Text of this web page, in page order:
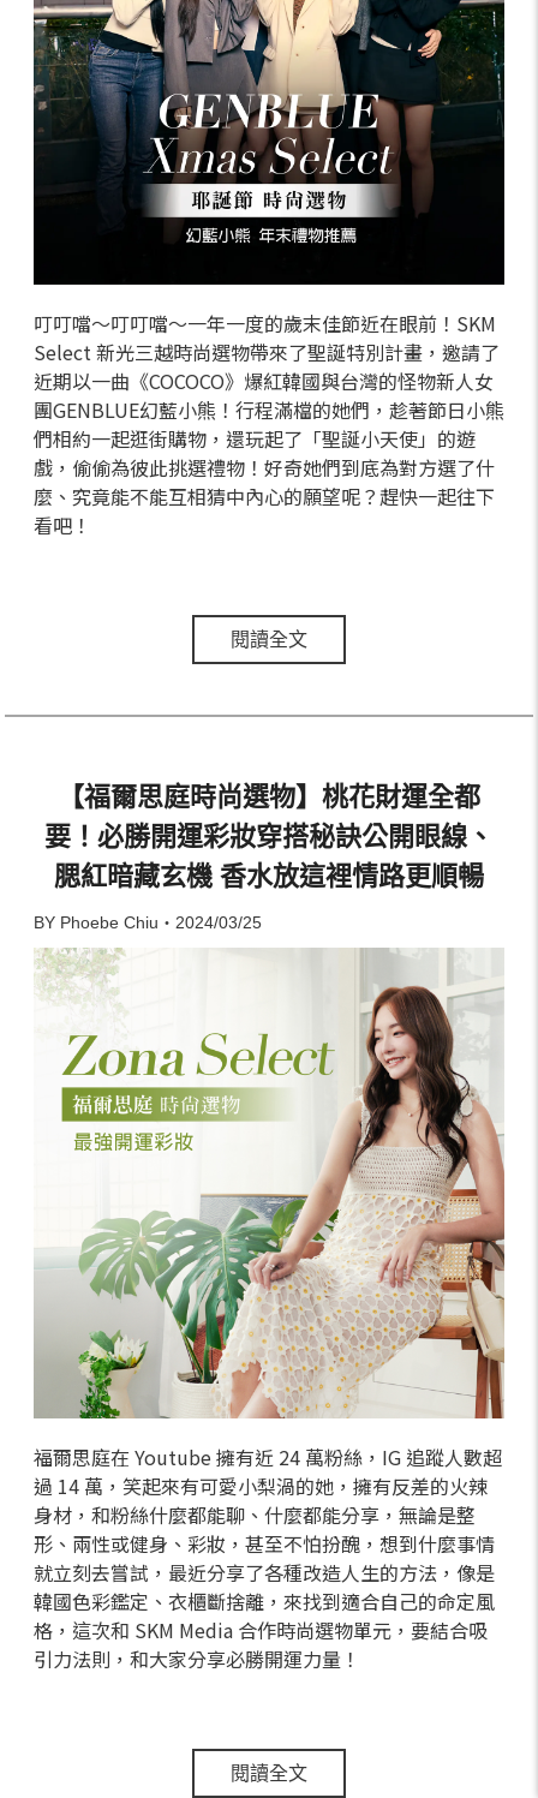
叮叮噹～叮叮噹～一年一度的歲末佳節近在眼前！SKM
Select 新光三越時尚選物帶來了聖誕特別計畫，邀請了
近期以一曲《COCOCO》爆紅韓國與台灣的怪物新人女
團GENBLUE幻藍小熊！行程滿檔的她們，趁著節日小熊
們相約一起逛街購物，還玩起了「聖誕小天使」的遊
戲，偷偷為彼此挑選禮物！好奇她們到底為對方選了什
麼、究竟能不能互相猜中內心的願望呢？趕快一起往下
看吧！
閱讀全文
【福爾思庭時尚選物】桃花財運全都
要！必勝開運彩妝穿搭秘訣公開眼線、
腮紅暗藏玄機 香水放這裡情路更順暢
BY Phoebe Chiu・2024/03/25
福爾思庭在 Youtube 擁有近 24 萬粉絲，IG 追蹤人數超
過 14 萬，笑起來有可愛小梨渦的她，擁有反差的火辣
身材，和粉絲什麼都能聊、什麼都能分享，無論是整
形、兩性或健身、彩妝，甚至不怕扮醜，想到什麼事情
就立刻去嘗試，最近分享了各種改造人生的方法，像是
韓國色彩鑑定、衣櫃斷捨離，來找到適合自己的命定風
格，這次和 SKM Media 合作時尚選物單元，要結合吸
引力法則，和大家分享必勝開運力量！
閱讀全文